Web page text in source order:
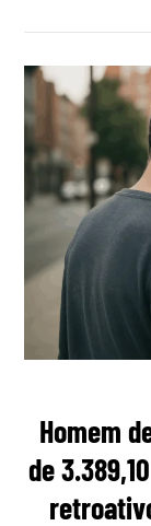
Homem
de